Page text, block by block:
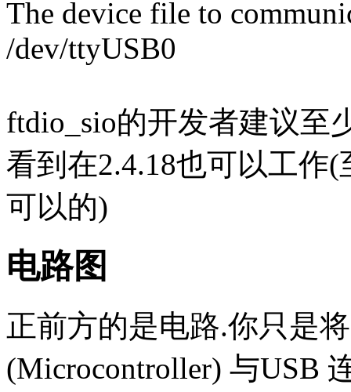
The device file to
/dev/ttyUSB0
ftdio_sio的开发者建议至
看到在2.4.18也可以工作
可以的)
电路图
正前方的是电路.你只是
(Microcontroller) 与USB